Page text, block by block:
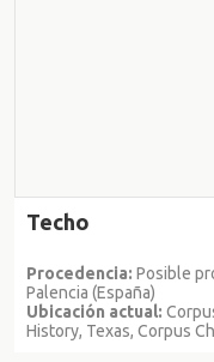
Techo
Procedencia: Posible
Palencia (España)
Ubicación actual:
History, Texas, Corpus